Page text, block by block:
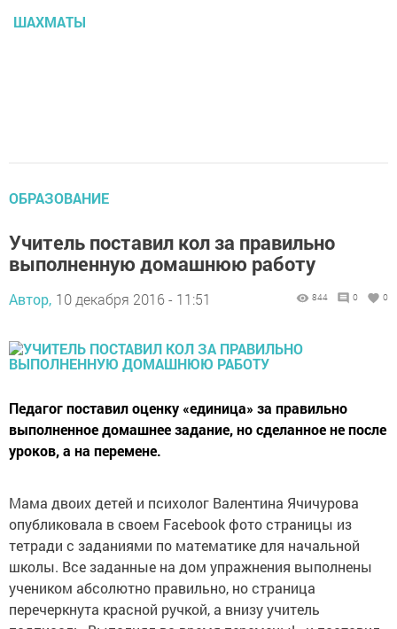
ШАХМАТЫ
ОБРАЗОВАНИЕ
Учитель поставил кол за правильно
выполненную домашнюю работу
Автор, 10 декабря 2016 - 11:51 844 0 0
Педагог поставил оценку «единица» за правильно
выполненное домашнее задание, но сделанное не после
уроков, а на перемене.
Мама двоих детей и психолог Валентина Ячичурова
опубликовала в своем Facebook фото страницы из
тетради с заданиями по математике для начальной
школы. Все заданные на дом упражнения выполнены
учеником абсолютно правильно, но страница
перечеркнута красной ручкой, а внизу учитель